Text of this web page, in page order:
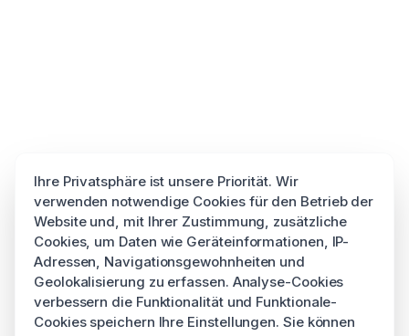
Ihre Privatsphäre ist unsere Priorität. Wir
verwenden notwendige Cookies für den Betrieb der
Website und, mit Ihrer Zustimmung, zusätzliche
Cookies, um Daten wie Geräteinformationen, IP-
Adressen, Navigationsgewohnheiten und
Geolokalisierung zu erfassen. Analyse-Cookies
verbessern die Funktionalität und Funktionale-
Cookies speichern Ihre Einstellungen. Sie können